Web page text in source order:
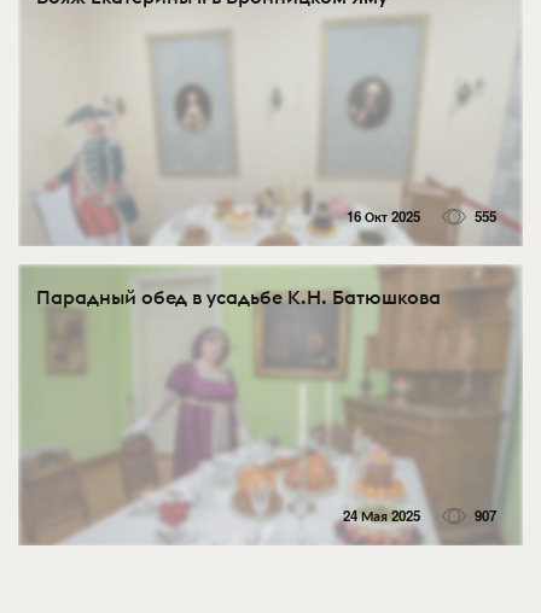
16 Окт 2025 555
Парадный обед в усадьбе К.Н. Батюшкова
24 Мая 2025 907